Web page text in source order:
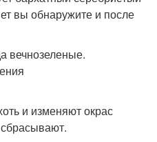
вы обнаружите и после
и изменяют окрас